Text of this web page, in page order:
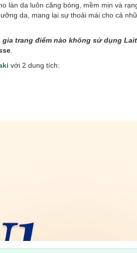
làn da luôn căng bóng, mềm mịn và
da, mang lại sự thoải mái cho cả
trang điểm nào không sử dụng
với 2 dung tích: